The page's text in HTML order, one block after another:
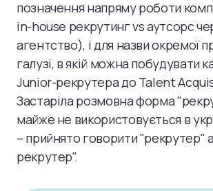
позначення напряму роботи
in-house рекрутинг vs аутсорс
агентство), і для назви окремої
галузі, в якій можна побудувати
Junior-рекрутера до Talent
Застаріла розмовна форма
майже не використовується в
– прийнято говорити "рекрутер"
рекрутер".